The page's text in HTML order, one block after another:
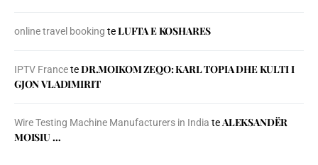
online travel booking teLUFTA E KOSHARES
IPTV FranceteDR.MOIKOM ZEQO: KARL TOPIA DHE KULTI I
GJON VLADIMIRIT
Wire Testing Machine Manufacturers in India teALEKSANDËR
MOISIU …